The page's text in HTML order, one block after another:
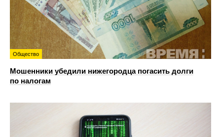
Общество
Мошенники убедили нижегородца погасить долги
по налогам